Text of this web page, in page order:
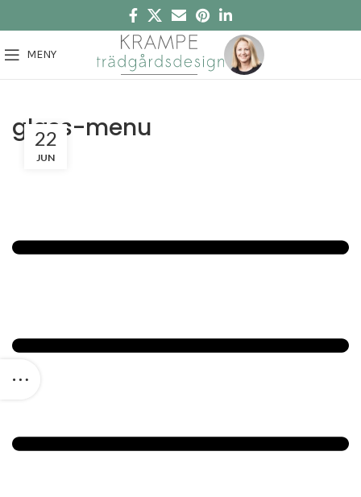
MENY
glass-menu
22
JUN